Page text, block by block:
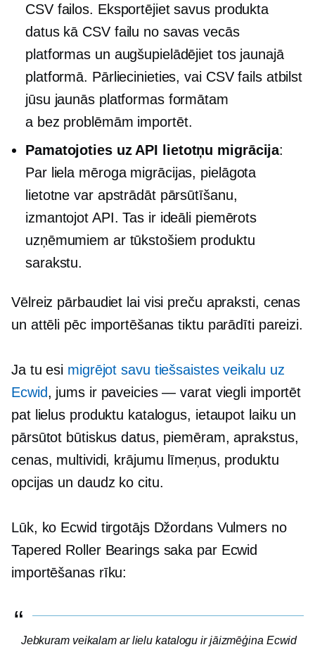
CSV failos. Eksportējiet savus produkta
datus kā CSV failu no savas vecās
platformas un augšupielādējiet tos jaunajā
platformā. Pārliecinieties, vai CSV fails atbilst
jūsu jaunās platformas formātam
a bez problēmām importēt.
Pamatojoties uz API lietotņu migrācija:
Par liela mērogamigrācijas, pielāgota
lietotne var apstrādāt pārsūtīšanu,
izmantojot API. Tas ir ideāli piemērots
uzņēmumiem ar tūkstošiem produktu
sarakstu.
Vēlreiz pārbaudiet lai visi preču apraksti, cenas
un attēli pēc importēšanas tiktu parādīti pareizi.
Ja tu esi migrējot savu tiešsaistes veikalu uz
Ecwid, jums ir paveicies — varat viegli importēt
pat lielus produktu katalogus, ietaupot laiku un
pārsūtot būtiskus datus, piemēram, aprakstus,
cenas, multividi, krājumu līmeņus, produktu
opcijas un daudz ko citu.
Lūk, ko Ecwid tirgotājs Džordans Vulmers no
Tapered Roller Bearings saka par Ecwid
importēšanas rīku:
Jebkuram veikalam ar lielu katalogu ir jāizmēģina Ecwid